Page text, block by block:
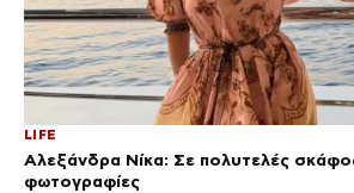
LIFE
Αλεξάνδρα Νίκα: Σε πολυτελές
φωτογραφίες